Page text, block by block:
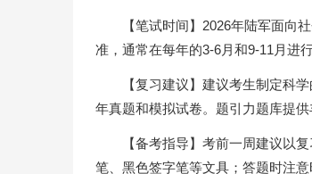
【笔试时间】2026年陆军面向
准，通常在每年的3-6月和9-11月进
【复习建议】建议考生制定科
年真题和模拟试卷。题引力题库提
【备考指导】考前一周建议以
笔、黑色签字笔等文具；答题时注